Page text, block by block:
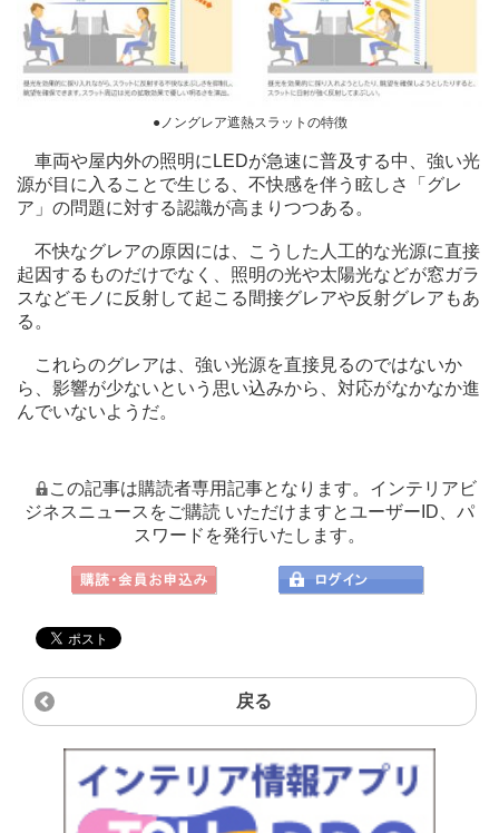
●ノングレア遮熱スラットの特徴
車両や屋内外の照明にLEDが急速に普及する中、強い光
源が目に入ることで生じる、不快感を伴う眩しさ「グレ
ア」の問題に対する認識が高まりつつある。
不快なグレアの原因には、こうした人工的な光源に直接
起因するものだけでなく、照明の光や太陽光などが窓ガラ
スなどモノに反射して起こる間接グレアや反射グレアもあ
る。
これらのグレアは、強い光源を直接見るのではないか
ら、影響が少ないという思い込みから、対応がなかなか進
んでいないようだ。
この記事は購読者専用記事となります。インテリアビ
ジネスニュースをご購読 いただけますとユーザーID、パ
スワードを発行いたします。
戻る